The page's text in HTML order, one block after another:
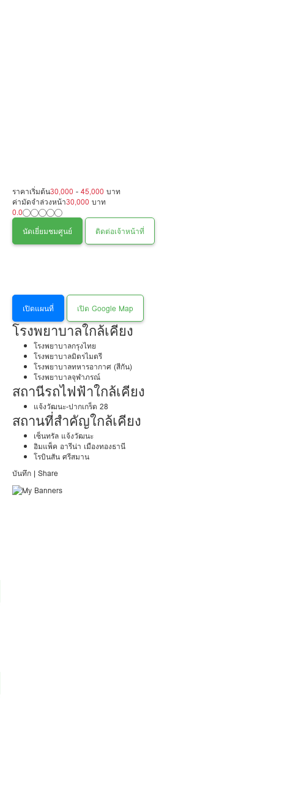
ราคาเริ่มต้น30,000 -45,000 บาท
ค่ามัดจำล่วงหน้า30,000 บาท
0.0
นัดเยี่ยมชมศูนย์
ติดต่อเจ้าหน้าที่
เปิดแผนที่ เปิด Google Map
โรงพยาบาลใกล้เคียง
โรงพยาบาลกรุงไทย
โรงพยาบาลมิตรไมตรี
โรงพยาบาลทหารอากาศ (สีกัน)
โรงพยาบาลจุฬาภรณ์
สถานีรถไฟฟ้าใกล้เคียง
แจ้งวัฒนะ-ปากเกร็ด 28
สถานที่สำคัญใกล้เคียง
เซ็นทรัล แจ้งวัฒนะ
อิมแพ็ค อารีน่า เมืองทองธานี
โรบินสัน ศรีสมาน
บันทึก | Share